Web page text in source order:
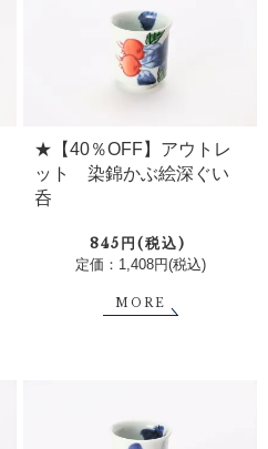
★【40％OFF】アウトレ
ット 染錦かぶ絵深ぐい
呑
845円(税込)
定価：1,408円(税込)
MORE